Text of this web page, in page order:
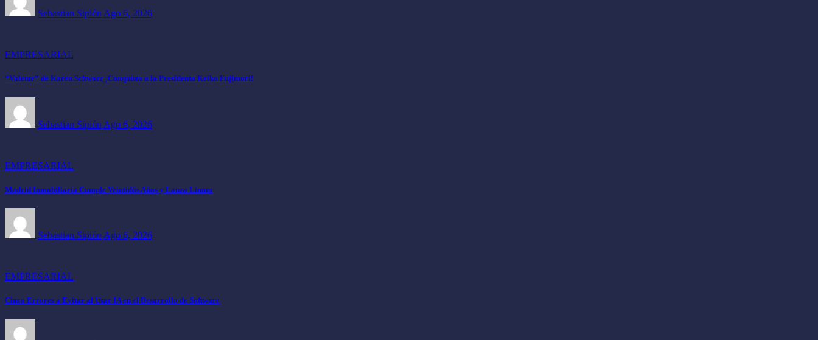
Sebastian Sipión Ago 6, 2026
EMPRESARIAL
“Valente” de Karen Schwarz ¡Conquista a la Presidenta Keiko Fujimori!
Sebastian Sipión Ago 6, 2026
EMPRESARIAL
Madrid Inmobiliaria Cumple Veintidós Años y Lanza Linum
Sebastian Sipión Ago 6, 2026
EMPRESARIAL
Cinco Errores a Evitar al Usar IA en el Desarrollo de Software